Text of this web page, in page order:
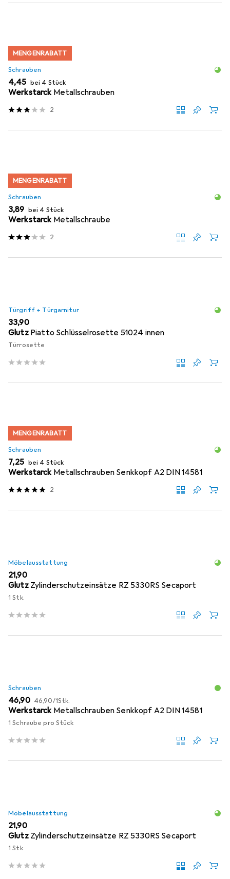
MENGENRABATT
Schrauben
EUR
4,45 bei 4 Stück
Werkstarck Metallschrauben
2
MENGENRABATT
Schrauben
EUR
3,89 bei 4 Stück
Werkstarck Metallschraube
2
Türgriff + Türgarnitur
EUR
33,90
Glutz Piatto Schlüsselrosette 51024 innen
Türrosette
MENGENRABATT
Schrauben
EUR
7,25 bei 4 Stück
Werkstarck Metallschrauben Senkkopf A2 DIN 14581
2
Möbelausstattung
EUR
21,90
Glutz Zylinderschutzeinsätze RZ 5330RS Secaport
1 Stk.
Schrauben
EUR
46,90 EUR
46,90/1Stk.
Werkstarck Metallschrauben Senkkopf A2 DIN 14581
1 Schraube pro Stück
Möbelausstattung
EUR
21,90
Glutz Zylinderschutzeinsätze RZ 5330RS Secaport
1 Stk.